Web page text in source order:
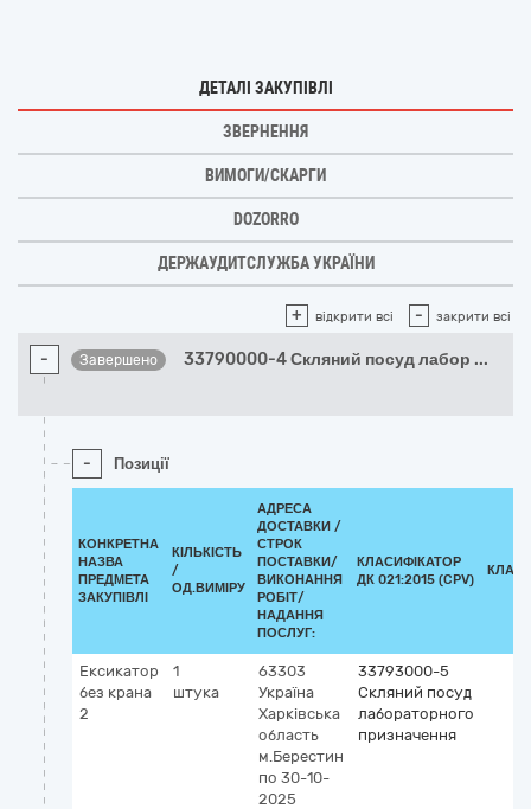
ДЕТАЛІ ЗАКУПІВЛІ
ЗВЕРНЕННЯ
ВИМОГИ/СКАРГИ
DOZORRO
ДЕРЖАУДИТСЛУЖБА УКРАЇНИ
+ відкрити всі - закрити всі
- Завершено 33790000-4 Скляний посуд лабор ...
- Позиції
КОНКРЕТНА
НАЗВА
ПРЕДМЕТА
ЗАКУПІВЛІ
КІЛЬКІСТЬ
/
ОД.ВИМІРУ
АДРЕСА
ДОСТАВКИ /
СТРОК
ПОСТАВКИ/
ВИКОНАННЯ
РОБІТ/
НАДАННЯ
ПОСЛУГ:
КЛАСИФІКАТОР
ДК 021:2015 (CPV)
Ексикатор
без крана
2
1
штука
63303
Україна
Харківська
область
м.Берестин
по 30-10-
2025
33793000-5
Скляний посуд
лабораторного
призначення